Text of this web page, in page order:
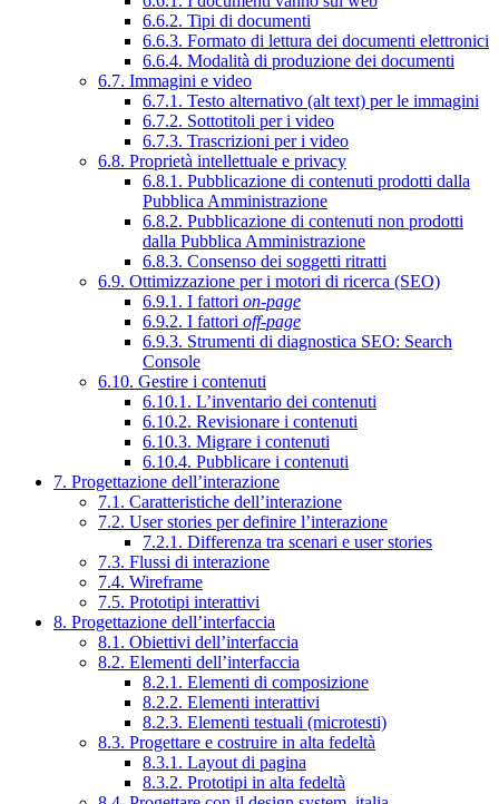
6.6.2. Tipi di documenti
6.6.3. Formato di lettura dei documenti elettronici
6.6.4. Modalità di produzione dei documenti
6.7. Immagini e video
6.7.1. Testo alternativo (alt text) per le immagini
6.7.2. Sottotitoli per i video
6.7.3. Trascrizioni per i video
6.8. Proprietà intellettuale e privacy
6.8.1. Pubblicazione di contenuti prodotti dalla
Pubblica Amministrazione
6.8.2. Pubblicazione di contenuti non prodotti
dalla Pubblica Amministrazione
6.8.3. Consenso dei soggetti ritratti
6.9. Ottimizzazione per i motori di ricerca (SEO)
6.9.1. I fattori on-page
6.9.2. I fattori off-page
6.9.3. Strumenti di diagnostica SEO: Search
Console
6.10. Gestire i contenuti
6.10.1. L’inventario dei contenuti
6.10.2. Revisionare i contenuti
6.10.3. Migrare i contenuti
6.10.4. Pubblicare i contenuti
7. Progettazione dell’interazione
7.1. Caratteristiche dell’interazione
7.2. User stories per definire l’interazione
7.2.1. Differenza tra scenari e user stories
7.3. Flussi di interazione
7.4. Wireframe
7.5. Prototipi interattivi
8. Progettazione dell’interfaccia
8.1. Obiettivi dell’interfaccia
8.2. Elementi dell’interfaccia
8.2.1. Elementi di composizione
8.2.2. Elementi interattivi
8.2.3. Elementi testuali (microtesti)
8.3. Progettare e costruire in alta fedeltà
8.3.1. Layout di pagina
8.3.2. Prototipi in alta fedeltà